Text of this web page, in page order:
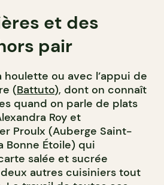
et des
pair
houlette ou avec l’appui de
(Battuto), dont on connaît
quand on parle de plats
Roy et
Proulx (Auberge Saint-
Bonne Étoile) qui
salée et sucrée
autres cuisiniers tout